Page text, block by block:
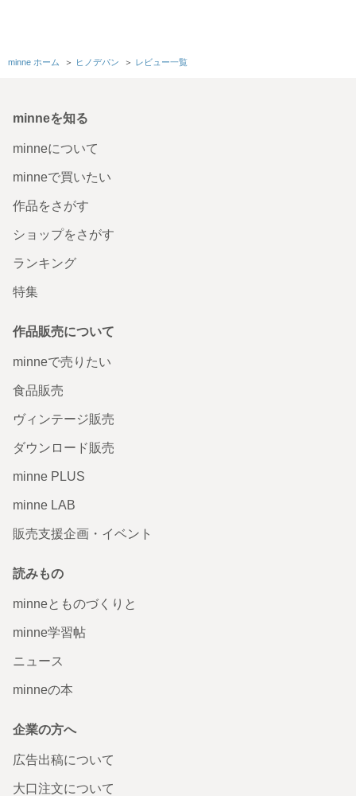
minne ホーム ＞ ヒノデパン ＞ レビュー一覧
minneを知る
minneについて
minneで買いたい
作品をさがす
ショップをさがす
ランキング
特集
作品販売について
minneで売りたい
食品販売
ヴィンテージ販売
ダウンロード販売
minne PLUS
minne LAB
販売支援企画・イベント
読みもの
minneとものづくりと
minne学習帖
ニュース
minneの本
企業の方へ
広告出稿について
大口注文について